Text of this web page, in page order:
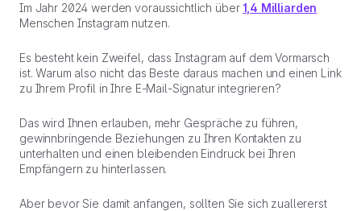
Im Jahr 2024 werden voraussichtlich über 1,4 Milliarden
Menschen Instagram nutzen.
Es besteht kein Zweifel, dass Instagram auf dem Vormarsch
ist. Warum also nicht das Beste daraus machen und einen Link
zu Ihrem Profil in Ihre E-Mail-Signatur integrieren?
Das wird Ihnen erlauben, mehr Gespräche zu führen,
gewinnbringende Beziehungen zu Ihren Kontakten zu
unterhalten und einen bleibenden Eindruck bei Ihren
Empfängern zu hinterlassen.
Aber bevor Sie damit anfangen, sollten Sie sich zuallererst